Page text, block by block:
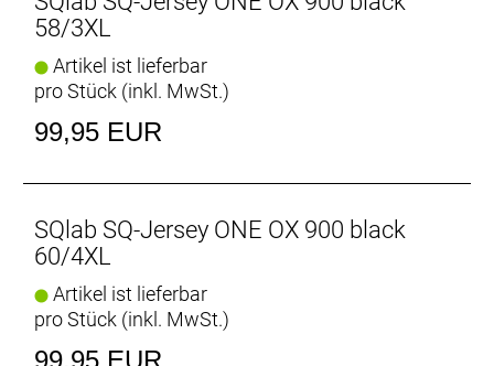
58/3XL
Artikel ist lieferbar
pro Stück (inkl. MwSt.)
99,95 EUR
SQlab SQ-Jersey ONE OX 900 black
60/4XL
Artikel ist lieferbar
pro Stück (inkl. MwSt.)
99,95 EUR